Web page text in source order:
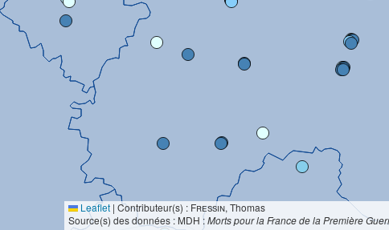
Leaflet | Contributeur(s) : Fressin, Thomas
Source(s) des données : MDH :Morts pour la France de la Première